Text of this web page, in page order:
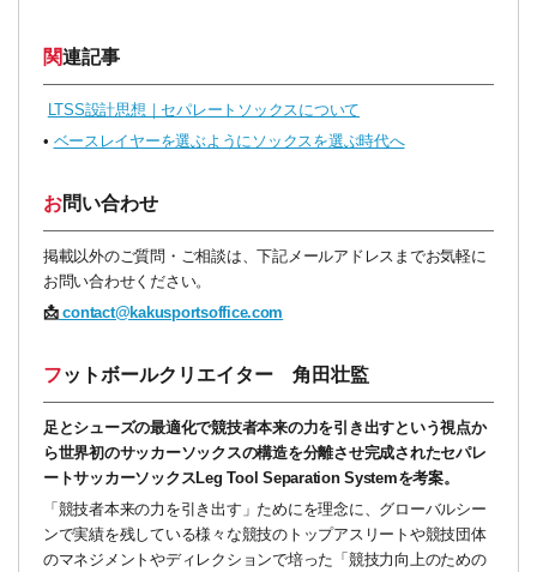
関連記事
LTSS設計思想｜セパレートソックスについて
• ベースレイヤーを選ぶようにソックスを選ぶ時代へ
お問い合わせ
掲載以外のご質問・ご相談は、下記メールアドレスまでお気軽に
お問い合わせください。
📩contact@kakusportsoffice.com
フットボールクリエイター 角田壮監
足とシューズの最適化で競技者本来の力を引き出すという視点か
ら世界初のサッカーソックスの構造を分離させ完成されたセパレ
ートサッカーソックスLeg Tool Separation Systemを考案。
「競技者本来の力を引き出す」ためにを理念に、グローバルシー
ンで実績を残している様々な競技のトップアスリートや競技団体
のマネジメントやディレクションで培った「競技力向上のための